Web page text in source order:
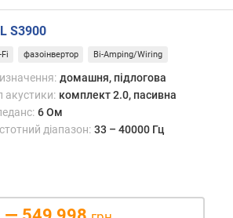
S3900
Fi фазоінвертор Bi-Amping/Wiring
домашня, підлогова
акустики: комплект 2.0, пасивна
6 Ом
діапазон: 33 – 40000 Гц